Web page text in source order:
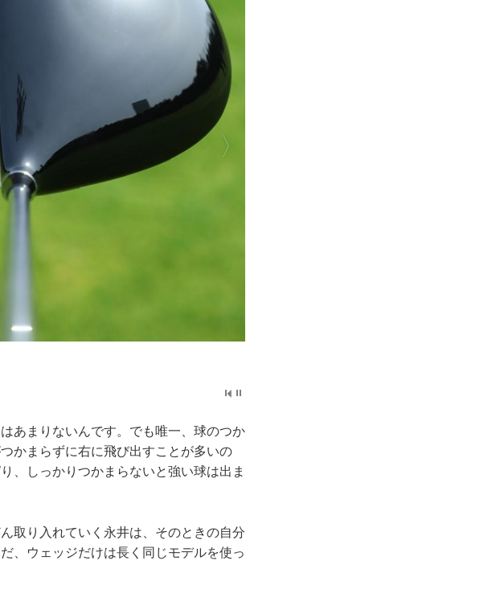
。ヒール側に鉛を貼り、つかまり性能をさらにアップさ
あまりないんです。でも唯一、球のつか
かまらずに右に飛び出すことが多いの
、しっかりつかまらないと強い球は出ま
取り入れていく永井は、そのときの自分
、ウェッジだけは長く同じモデルを使っ